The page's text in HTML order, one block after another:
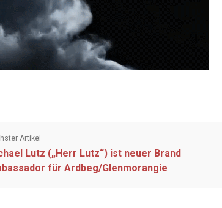
Artikel
Lutz („Herr Lutz“) ist neuer Brand
für Ardbeg/Glenmorangie